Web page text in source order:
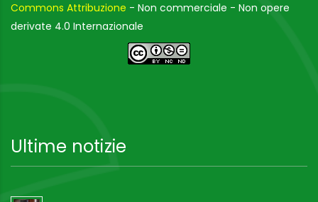
Commons Attribuzione - Non commerciale - Non opere
derivate 4.0 Internazionale
Ultime notizie